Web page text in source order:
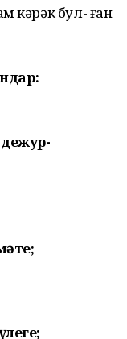
кәрәк бул- ған